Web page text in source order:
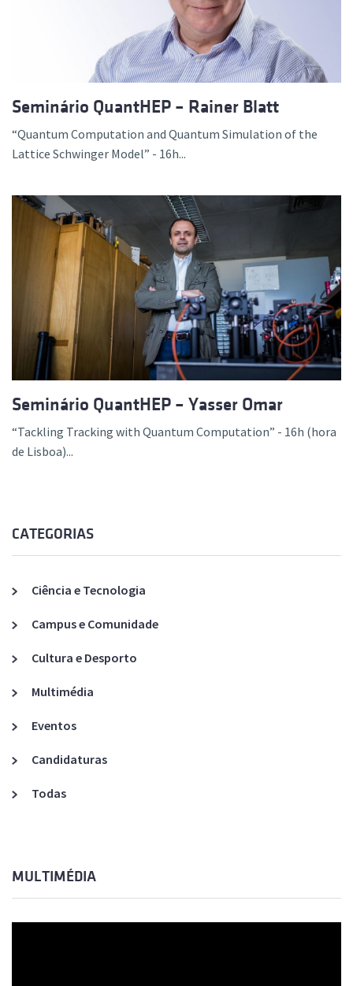
Seminário QuantHEP – Rainer Blatt
“Quantum Computation and Quantum Simulation of the
Lattice Schwinger Model” - 16h...
Seminário QuantHEP – Yasser Omar
“Tackling Tracking with Quantum Computation” - 16h (hora
de Lisboa)...
CATEGORIAS
Ciência e Tecnologia
Campus e Comunidade
Cultura e Desporto
Multimédia
Eventos
Candidaturas
Todas
MULTIMÉDIA